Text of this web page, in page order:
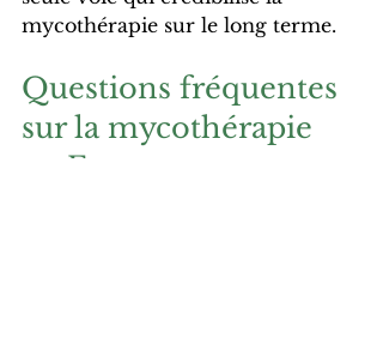
mycothérapie sur le long terme.
Questions fréquentes
sur la mycothérapie
en Europe